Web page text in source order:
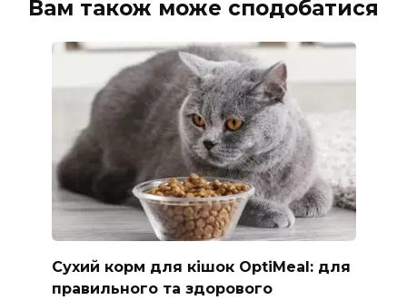
Вам також може сподобатися
Сухий корм для кішок OptiMeal: для
правильного та здорового